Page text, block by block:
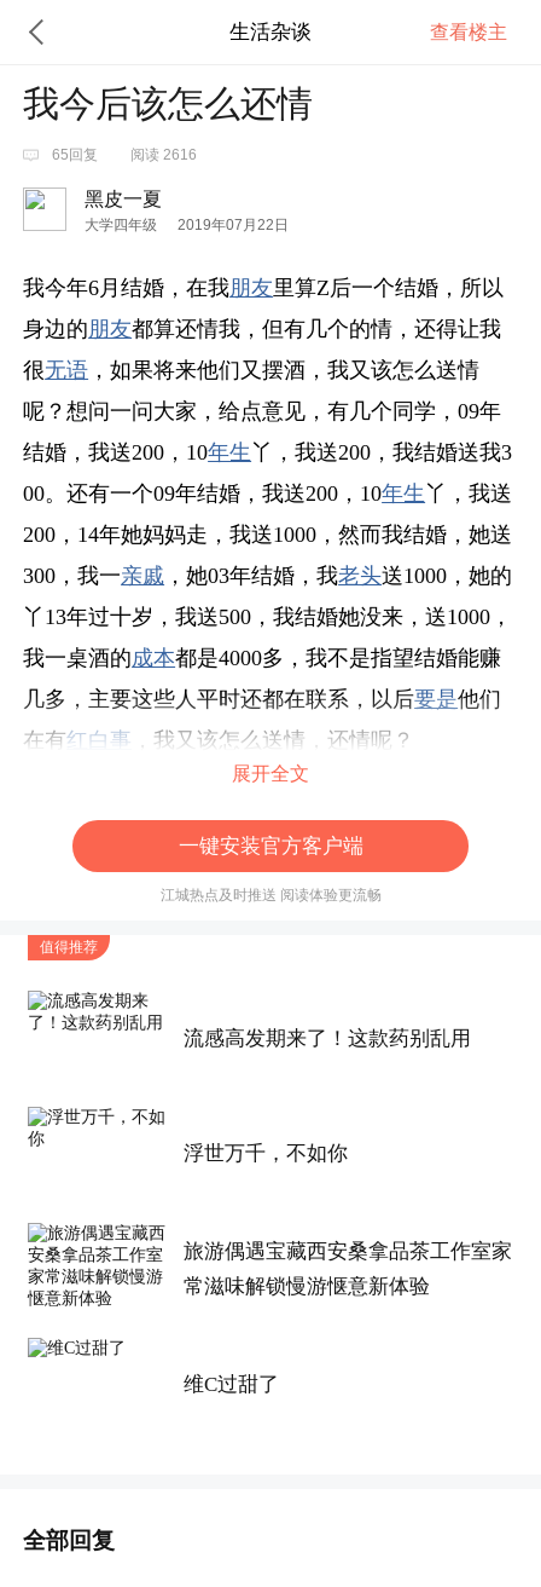
生活杂谈 查看楼主
我今后该怎么还情
65回复 阅读 2616
黑皮一夏
大学四年级 2019年07月22日
我今年6月结婚，在我朋友里算Z后一个结婚，所以
身边的朋友都算还情我，但有几个的情，还得让我
很无语 ，如果将来他们又摆酒，我又该怎么送情
呢？想问一问大家，给点意见，有几个同学，09年
结婚，我送200，10年生 丫，我送200，我结婚送我3
00。还有一个09年结婚，我送200，10年生 丫，我送
200，14年她妈妈走，我送1000，然而我结婚，她送
300，我一亲戚 ，她03年结婚，我老头送1000，她的
丫13年过十岁，我送500，我结婚她没来，送1000，
我一桌酒的成本都是4000多，我不是指望结婚能赚
几多，主要这些人平时还都在联系，以后要是他们
在有红白事 ，我又该怎么送情，还情呢？
展开全文
一键安装官方客户端
江城热点及时推送 阅读体验更流畅
值得推荐
流感高发期来了！这款药别乱用
浮世万千，不如你
旅游偶遇宝藏西安桑拿品茶工作室家
常滋味解锁慢游惬意新体验
维C过甜了
全部回复